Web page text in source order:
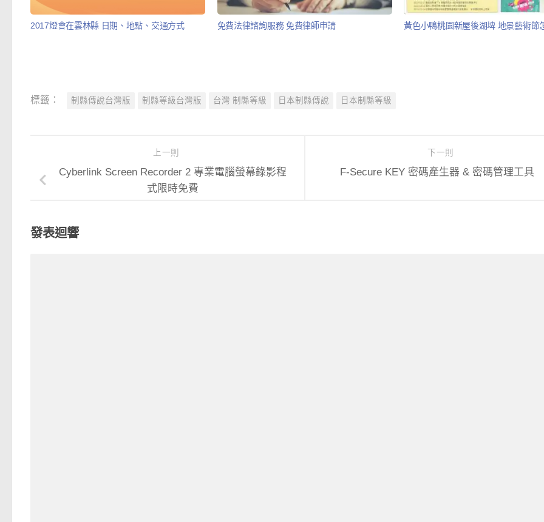
2017燈會在雲林縣 日期、地點、交通方式 免費法律諮詢服務 免費律師申請 黃色小鴨桃園新屋後湖埤 地景藝術節
標籤： 制縣傳說台灣版 制縣等級台灣版 台灣 制縣等級 日本制縣傳說 日本制縣等級
下一則
F-Secure KEY 密碼產生器 & 密碼管理工具
上一則
Cyberlink Screen Recorder 2 專業電腦螢幕錄影程
式限時免費
發表迴響